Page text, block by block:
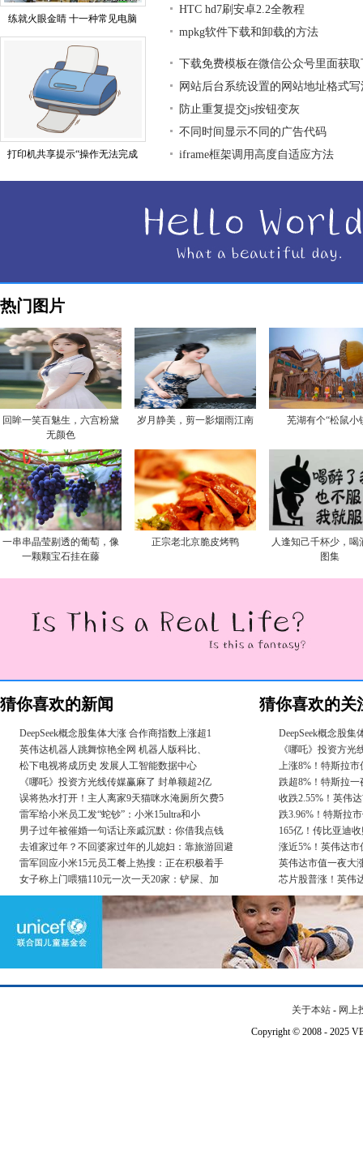
练就火眼金睛 十一种常见电脑
打印机共享提示“操作无法完成
HTC hd7刷安卓2.2全教程
mpkg软件下载和卸载的方法
下载免费模板在微信公众号里面获
网站后台系统设置的网站地址格式写
防止重复提交js按钮变灰
不同时间显示不同的广告代码
iframe框架调用高度自适应方法
热门图片
回眸一笑百魅生，六宫粉黛
无颜色
岁月静美，剪一影烟雨江南 芜湖有个“松鼠小
一串串晶莹剔透的葡萄，像
一颗颗宝石挂在藤
正宗老北京脆皮烤鸭
人逢知己千杯少，喝
图集
猜你喜欢的新闻
DeepSeek概念股集体大涨 合作商指数上涨超1
英伟达机器人跳舞惊艳全网 机器人版科比、
松下电视将成历史 发展人工智能数据中心
《哪吒》投资方光线传媒赢麻了 封单额超2亿
误将热水打开！主人离家9天猫咪水淹厕所欠费5
雷军给小米员工发“蛇钞”：小米15ultra和小
男子过年被催婚一句话让亲戚沉默：你借我点钱
去谁家过年？不回婆家过年的儿媳妇：靠旅游回避
雷军回应小米15元员工餐上热搜：正在积极着手
女子称上门喂猫110元一次一天20家：铲屎、加
猜你喜欢的关
DeepSeek概念股
《哪吒》投资方光
上涨8%！特斯拉市
跌超8%！特斯拉一
收跌2.55%！英伟
跌3.96%！特斯拉
165亿！传比亚迪
涨近5%！英伟达市
英伟达市值一夜大
芯片股普涨！英伟
关于本站 - 网上
Copyright © 2008 - 2025